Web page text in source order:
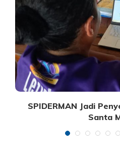
SPIDERMAN Jadi
Santa